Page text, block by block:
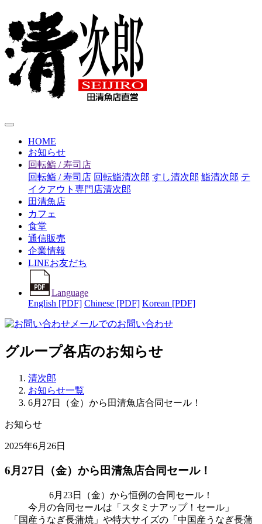
HOME
お知らせ
回転鮨 / 寿司店
回転鮨 / 寿司店 回転鮨清次郎 すし清次郎 鮨清次郎 テ
イクアウト専門店清次郎
田清魚店
カフェ
食堂
通信販売
企業情報
LINEお友だち
Language
English [PDF] Chinese [PDF] Korean [PDF]
メールでのお問い合わせ
グループ各店のお知らせ
清次郎
お知らせ一覧
6月27日（金）から田清魚店合同セール！
お知らせ
2025年6月26日
6月27日（金）から田清魚店合同セール！
6月23日（金）から恒例の合同セール！
今月の合同セールは「スタミナアップ！セール」
「国産うなぎ長蒲焼」や特大サイズの「中国産うなぎ長蒲